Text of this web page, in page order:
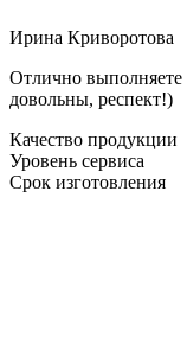
Ирина Криворотова
Отлично выполняете
довольны, респект!)
Качество продукции
Уровень сервиса
Срок изготовления